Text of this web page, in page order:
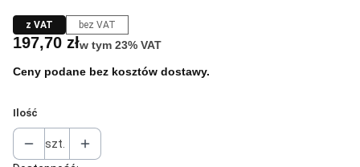
z VAT bez VAT
Cena
197,70 złw tym 23% VAT
w tym 23% VAT
Ceny podane bez kosztów dostawy.
Ilość
szt.